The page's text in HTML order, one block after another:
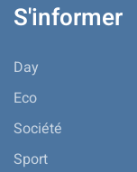
S'informer
Day
Eco
Société
Sport